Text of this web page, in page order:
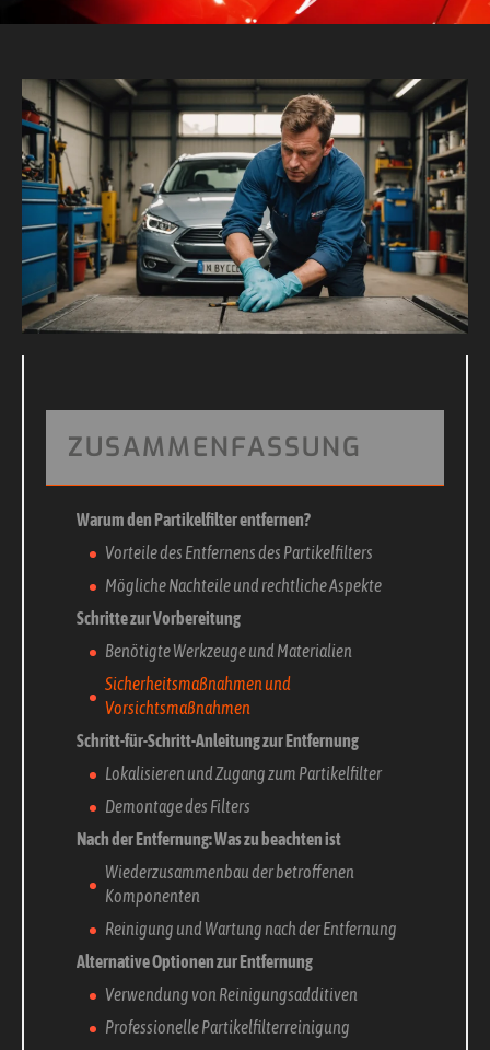
ZUSAMMENFASSUNG
Warum den Partikelfilter entfernen?
Vorteile des Entfernens des Partikelfilters
Mögliche Nachteile und rechtliche Aspekte
Schritte zur Vorbereitung
Benötigte Werkzeuge und Materialien
Sicherheitsmaßnahmen und
Vorsichtsmaßnahmen
Schritt-für-Schritt-Anleitung zur Entfernung
Lokalisieren und Zugang zum Partikelfilter
Demontage des Filters
Nach der Entfernung: Was zu beachten ist
Wiederzusammenbau der betroffenen
Komponenten
Reinigung und Wartung nach der Entfernung
Alternative Optionen zur Entfernung
Verwendung von Reinigungsadditiven
Professionelle Partikelfilterreinigung